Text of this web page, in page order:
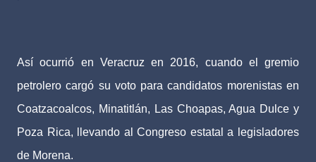
Así ocurrió en Veracruz en 2016, cuando el gremio
petrolero cargó su voto para candidatos morenistas en
Coatzacoalcos, Minatitlán, Las Choapas, Agua Dulce y
Poza Rica, llevando al Congreso estatal a legisladores
de Morena.